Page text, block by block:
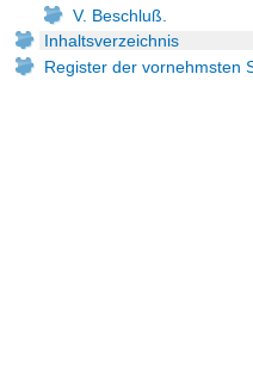
V. Beschluß.
Inhaltsverzeichnis
Register der vornehmsten